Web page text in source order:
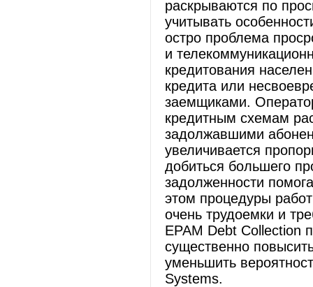
раскрываются по
учитывать
остро проблема
и
кредитования
кредита или
заемщиками.
кредитным схемам
задолжавшими
увеличивается
добиться большего
задолженности
этом процедуры
очень трудоемки и
EPAM Debt Collection
существенно
уменьшить
Systems.